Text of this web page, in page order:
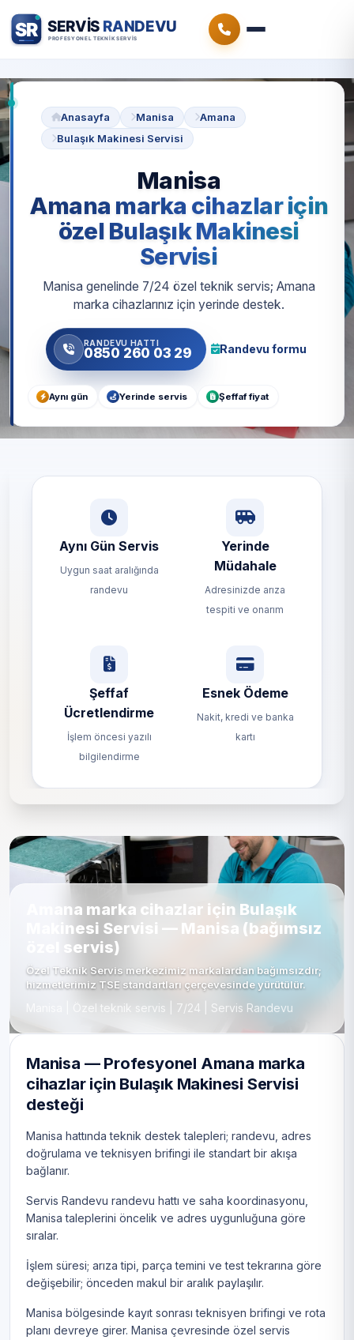
Anasayfa Manisa
Amana
Bulaşık Makinesi Servisi
Manisa
Amana marka cihazlar için
özel Bulaşık Makinesi
Servisi
Manisa genelinde 7/24 özel teknik servis; Amana
marka cihazlarınız için yerinde destek.
RANDEVU HATTI
0850 260 03 29 Randevu formu
Aynı gün Yerinde servis Şeffaf fiyat
Aynı Gün Servis
Uygun saat aralığında
randevu
Yerinde
Müdahale
Adresinizde arıza
tespiti ve onarım
Şeffaf
Ücretlendirme
İşlem öncesi yazılı
bilgilendirme
Esnek Ödeme
Nakit, kredi ve banka
kartı
Amana marka cihazlar için Bulaşık
Makinesi Servisi — Manisa (bağımsız
özel servis)
Özel Teknik Servis merkezimiz markalardan bağımsızdır;
hizmetlerimiz TSE standartları çerçevesinde yürütülür.
Manisa | Özel teknik servis | 7/24 | Servis Randevu
Manisa — Profesyonel Amana marka
cihazlar için Bulaşık Makinesi Servisi
desteği
Manisa hattında teknik destek talepleri; randevu, adres
doğrulama ve teknisyen brifingi ile standart bir akışa
bağlanır.
Servis Randevu randevu hattı ve saha koordinasyonu,
Manisa taleplerini öncelik ve adres uygunluğuna göre
sıralar.
İşlem süresi; arıza tipi, parça temini ve test tekrarına göre
değişebilir; önceden makul bir aralık paylaşılır.
Manisa bölgesinde kayıt sonrası teknisyen brifingi ve rota
planı devreye girer. Manisa çevresinde özel servis